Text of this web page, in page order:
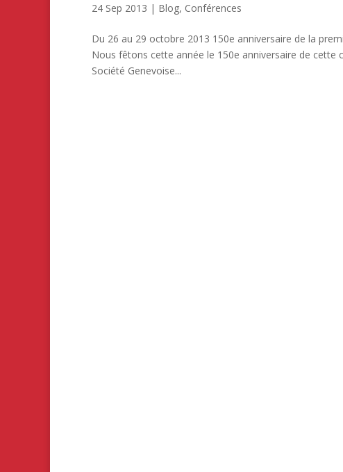
24 Sep 2013 | Blog, Conférences
Du 26 au 29 octobre 2013 150e anniversaire de la
Nous fêtons cette année le 150e anniversaire de cette
Société Genevoise...